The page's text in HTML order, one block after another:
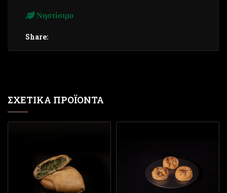
Νηστίσιμο
Share:
ΣΧΕΤΙΚΆ ΠΡΟΪΌΝΤΑ